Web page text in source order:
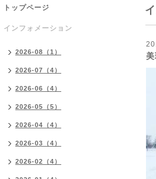
トップページ
インフォメーション
2026-08（1）
2026-07（4）
2026-06（4）
2026-05（5）
2026-04（4）
2026-03（4）
2026-02（4）